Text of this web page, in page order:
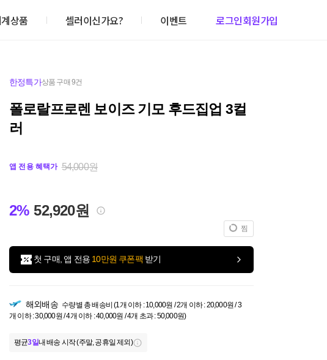
상품 셀러이신가요? 이벤트 로그인회원가입
한정특가상품 구매 9건
폴로랄프로렌 보이즈 기모 후드집업 3컬
러
앱 전용 혜택가 54,000원
2% 52,920원
찜
첫 구매, 앱 전용 10만원 쿠폰팩 받기
해외배송 수량별 총 배송비 (1개 이하 : 10,000원 / 2개 이하 : 20,000원 / 3
개 이하 : 30,000원 / 4개 이하 : 40,000원 / 4개 초과 : 50,000원)
평균3일내 배송 시작 (주말, 공휴일 제외)